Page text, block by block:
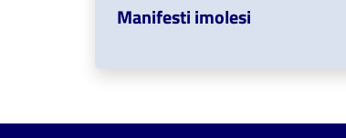
Manifesti imolesi